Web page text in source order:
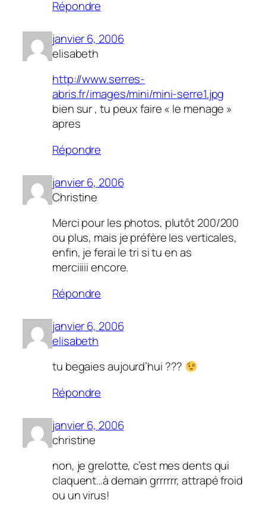
Répondre
janvier 6, 2006
elisabeth
http://www.serres-
abris.fr/images/mini/mini-serre1.jpg
bien sur , tu peux faire « le menage »
apres
Répondre
janvier 6, 2006
Christine
Merci pour les photos, plutôt 200/200
ou plus, mais je préfère les verticales,
enfin, je ferai le tri si tu en as
merciiiii encore.
Répondre
janvier 6, 2006
elisabeth
tu begaies aujourd’hui ???
Répondre
janvier 6, 2006
christine
non, je grelotte, c’est mes dents qui
claquent…à demain grrrrrr, attrapé froid
ou un virus!